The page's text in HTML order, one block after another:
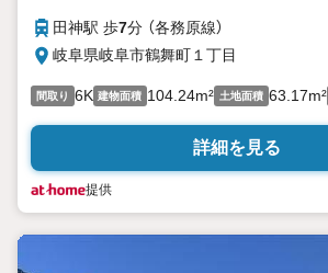
田神駅 歩7分 （各務原線）
岐阜県岐阜市鶴舞町１丁目
間取り 6K 建物面積 104.24m² 土地面積 63.17m²
詳細を見る
提供